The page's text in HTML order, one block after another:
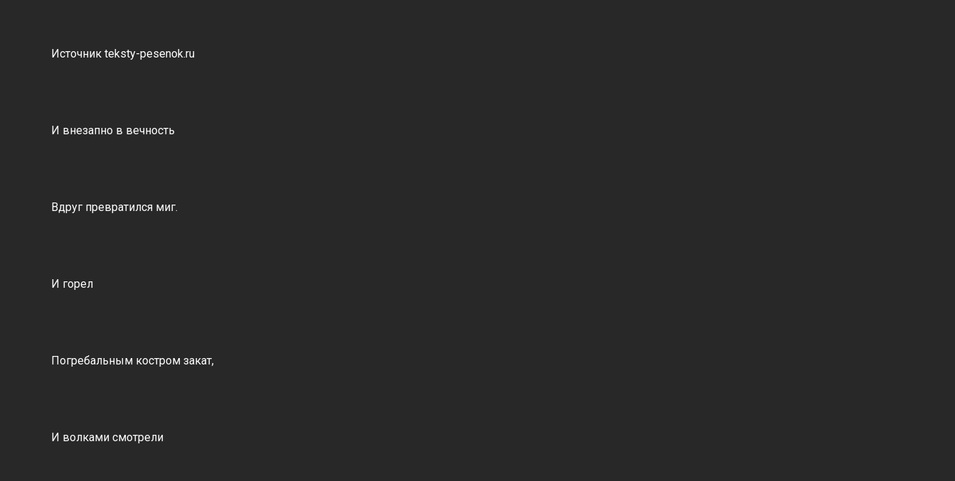
Источник teksty-pesenok.ru
И внезапно в вечность
Вдруг превратился миг.
И горел
Погребальным костром закат,
И волками смотрели